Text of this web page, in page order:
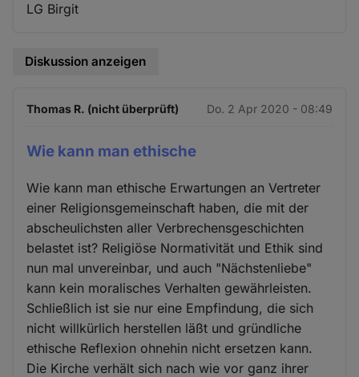
LG Birgit
Diskussion anzeigen
Thomas R. (nicht überprüft) Do. 2 Apr 2020 - 08:49
Wie kann man ethische
Wie kann man ethische Erwartungen an Vertreter
einer Religionsgemeinschaft haben, die mit der
abscheulichsten aller Verbrechensgeschichten
belastet ist? Religiöse Normativität und Ethik sind
nun mal unvereinbar, und auch "Nächstenliebe"
kann kein moralisches Verhalten gewährleisten.
Schließlich ist sie nur eine Empfindung, die sich
nicht willkürlich herstellen läßt und gründliche
ethische Reflexion ohnehin nicht ersetzen kann.
Die Kirche verhält sich nach wie vor ganz ihrer